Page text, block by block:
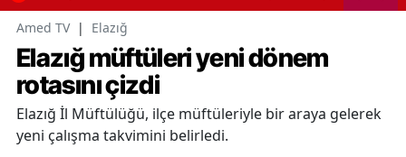
Amed TV | Elazığ
Elazığ müftüleri yeni dönem
rotasını çizdi
Elazığ İl Müftülüğü, ilçe müftüleriyle bir araya gelerek
yeni çalışma takvimini belirledi.